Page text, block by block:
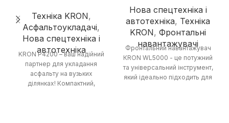
Техніка KRON,
Асфальтоукладачі,
Нова спецтехніка і
автотехніка
KRON P4200 – ваш надійний
партнер для укладання
асфальту на вузьких
ділянках! Компактний,
Нова спецтехніка і
автотехніка, Техніка
KRON, Фронтальні
навантажувачі
Фронтальний навантажувач
КRON WL5000 - це потужний
та універсальний інструмент,
який ідеально підходить для